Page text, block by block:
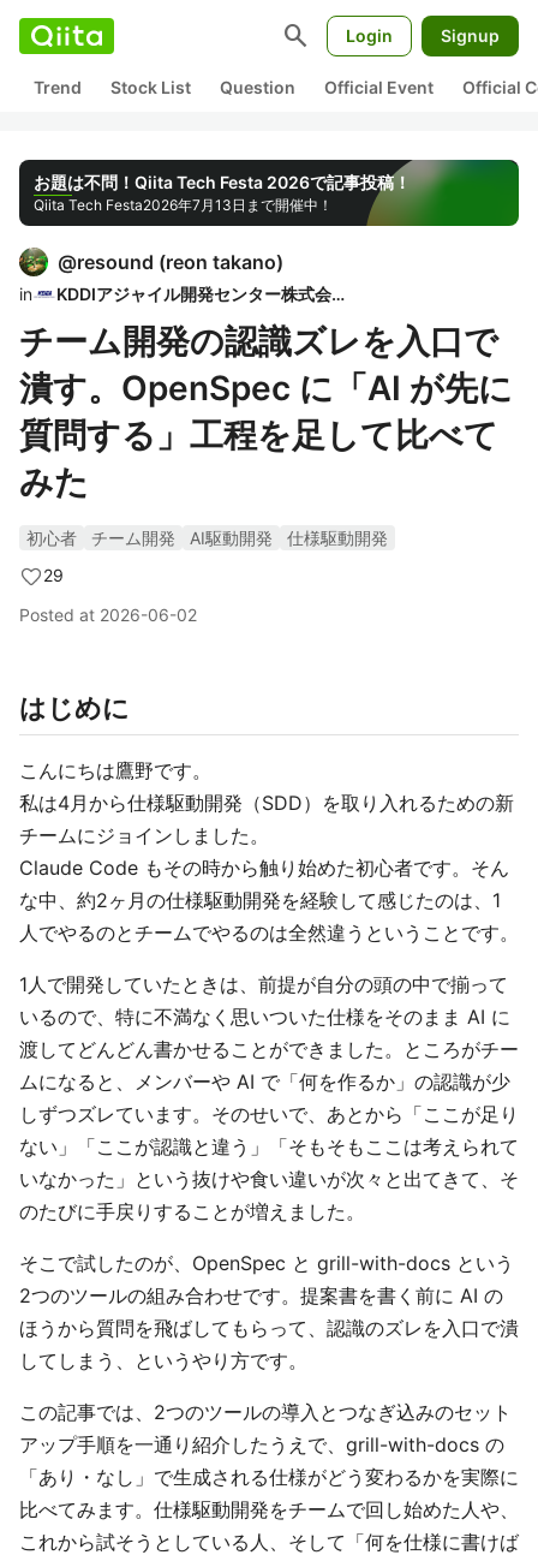
search Login Signup
Trend Stock List Question Official Event Official
お題は不問！Qiita Tech Festa 2026で記事投稿！
Qiita Tech Festa2026年7月13日まで開催中！
@resound (reon takano)
in KDDIアジャイル開発センター株式会社
チーム開発の認識ズレを入口で
潰す。OpenSpec に「AI が先に
質問する」工程を足して比べて
みた
初心者 チーム開発 AI駆動開発
仕様駆動開発
29
Posted at 2026-06-02
はじめに
こんにちは鷹野です。
私は4月から仕様駆動開発（SDD）を取り入れるための新
チームにジョインしました。
Claude Code もその時から触り始めた初心者です。そん
な中、約2ヶ月の仕様駆動開発を経験して感じたのは、1
人でやるのとチームでやるのは全然違うということです。
1人で開発していたときは、前提が自分の頭の中で揃って
いるので、特に不満なく思いついた仕様をそのまま AI に
渡してどんどん書かせることができました。ところがチー
ムになると、メンバーや AI で「何を作るか」の認識が少
しずつズレています。そのせいで、あとから「ここが足り
ない」「ここが認識と違う」「そもそもここは考えられて
いなかった」という抜けや食い違いが次々と出てきて、そ
のたびに手戻りすることが増えました。
そこで試したのが、OpenSpec と grill-with-docs という
2つのツールの組み合わせです。提案書を書く前に AI の
ほうから質問を飛ばしてもらって、認識のズレを入口で潰
してしまう、というやり方です。
この記事では、2つのツールの導入とつなぎ込みのセット
アップ手順を一通り紹介したうえで、grill-with-docs の
「あり・なし」で生成される仕様がどう変わるかを実際に
比べてみます。仕様駆動開発をチームで回し始めた人や、
これから試そうとしている人、そして「何を仕様に書けば